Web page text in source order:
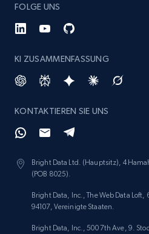
1.9K+
Asin, URL, Name,
1.6K+
Target
URL, Product id, Title,
Rating, Reviews count,
FOLGE UNS
KI ZUSAMMENFASSUNG
KONTAKTIEREN SIE UNS
Bright Data Ltd. (Hauptsitz), 4
(POB 8025).
Bright Data, Inc., The Web Data Loft,
94107, Vereinigte Staaten.
Bright Data, Inc., 500 7th Ave, 9.